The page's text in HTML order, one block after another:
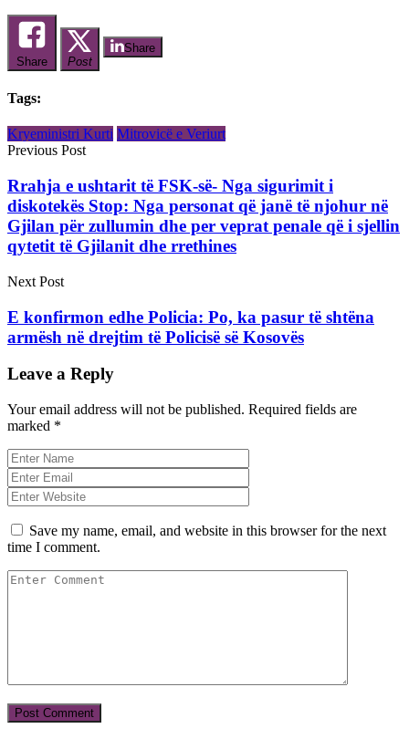
Share Post
Share
Tags:
Kryeministri Kurti Mitrovicë e Veriurt
Previous Post
Rrahja e ushtarit të FSK-së- Nga sigurimit i
diskotekës Stop: Nga personat që janë të njohur në
Gjilan për zullumin dhe per veprat penale që i sjellin
qytetit të Gjilanit dhe rrethines
Next Post
E konfirmon edhe Policia: Po, ka pasur të shtëna
armësh në drejtim të Policisë së Kosovës
Leave a Reply
Your email address will not be published. Required fields are
marked *
Save my name, email, and website in this browser for the next
time I comment.